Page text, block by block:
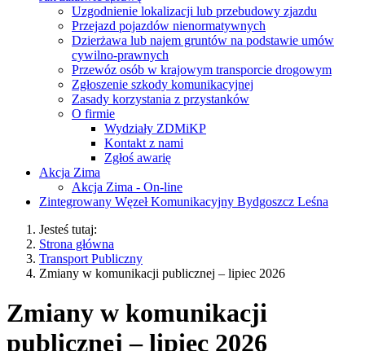
Uzgodnienie lokalizacji lub przebudowy zjazdu
Przejazd pojazdów nienormatywnych
Dzierżawa lub najem gruntów na podstawie umów
cywilno-prawnych
Przewóz osób w krajowym transporcie drogowym
Zgłoszenie szkody komunikacyjnej
Zasady korzystania z przystanków
O firmie
Wydziały ZDMiKP
Kontakt z nami
Zgłoś awarię
Akcja Zima
Akcja Zima - On-line
Zintegrowany Węzeł Komunikacyjny Bydgoszcz Leśna
Jesteś tutaj:
Strona główna
Transport Publiczny
Zmiany w komunikacji publicznej – lipiec 2026
Zmiany w komunikacji
publicznej – lipiec 2026